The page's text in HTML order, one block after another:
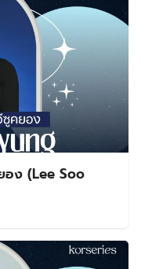
ง (Lee Soo